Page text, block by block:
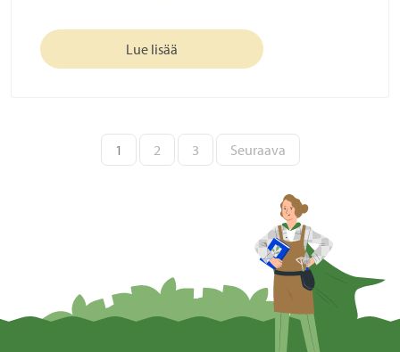
Lue lisää
Artikkelien
sivutus
1 2 3 Seuraava